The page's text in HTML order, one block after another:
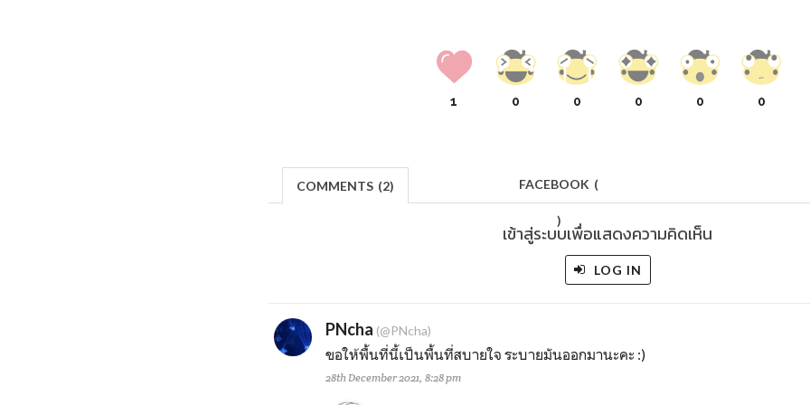
1 0 0 0 0 0
COMMENTS (2) FACEBOOK (
)
เข้าสู่ระบบเพื่อแสดงความคิดเห็น
LOG IN
PNcha (@PNcha)
ขอให้พื้นที่นี้เป็นพื้นที่สบายใจ ระบายมันออกมานะคะ :)
28th December 2021, 8:28 pm